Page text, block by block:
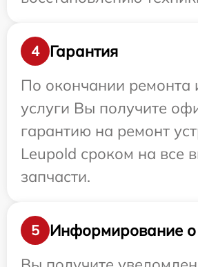
4
Гарантия
По окончании ремонта
услуги Вы получите
гарантию на ремонт
Leupold сроком на все
запчасти.
5
Информирование о